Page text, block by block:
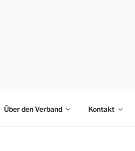
Über den Verband Kontakt